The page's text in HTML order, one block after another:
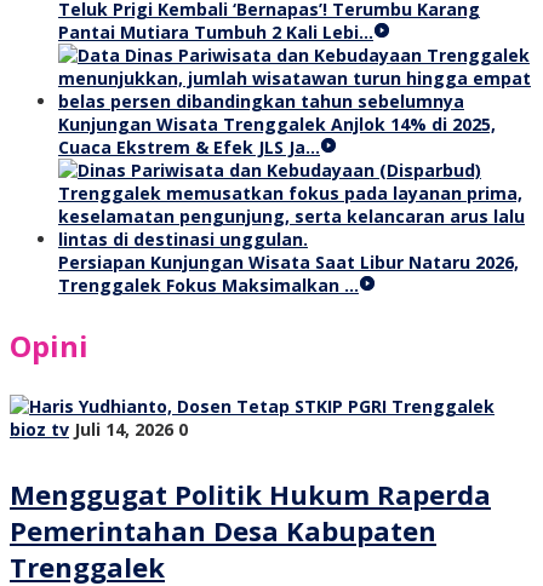
Teluk Prigi Kembali ‘Bernapas’! Terumbu Karang
Pantai Mutiara Tumbuh 2 Kali Lebi…
Kunjungan Wisata Trenggalek Anjlok 14% di 2025,
Cuaca Ekstrem & Efek JLS Ja…
Persiapan Kunjungan Wisata Saat Libur Nataru 2026,
Trenggalek Fokus Maksimalkan …
Opini
bioz tv Juli 14, 2026 0
Menggugat Politik Hukum Raperda
Pemerintahan Desa Kabupaten
Trenggalek